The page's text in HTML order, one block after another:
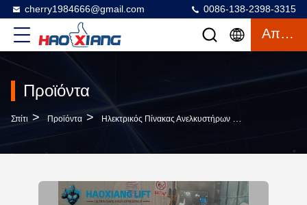
cherry1984666@gmail.com 0086-138-2398-3315
Απόσπασμα
Προϊόντα
Σπίτι > Προϊόντα > Ηλεκτρικός Πίνακας Ανελκυστήρων Ψαλιδιού